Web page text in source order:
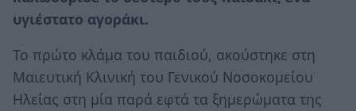
υγιέστατο αγοράκι.
Το πρώτο κλάμα του παιδιού, ακούστηκε στη
Μαιευτική Κλινική του Γενικού Νοσοκομείου
Ηλείας στη μία παρά εφτά τα ξημερώματα της